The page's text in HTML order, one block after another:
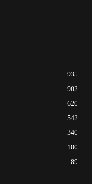
935
902
620
542
340
180
89